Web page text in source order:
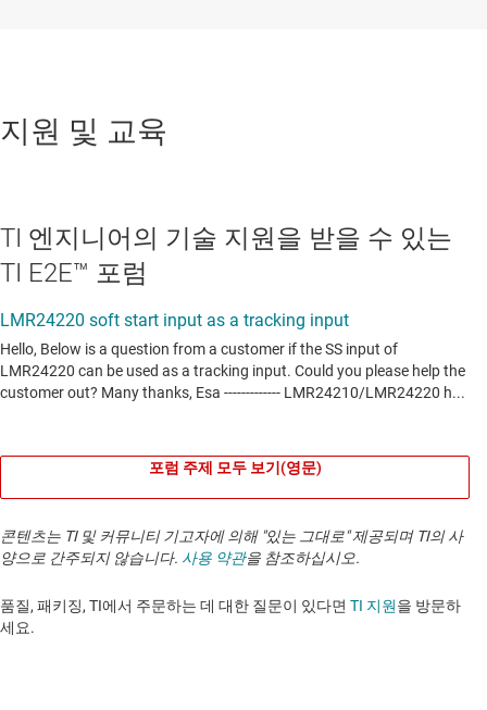
지원 및 교육
TI 엔지니어의 기술 지원을 받을 수 있는
TI E2E™ 포럼
포럼 주제 모두 보기(영문)
콘텐츠는 TI 및 커뮤니티 기고자에 의해 "있는 그대로" 제공되며 TI의 사
양으로 간주되지 않습니다. 사용 약관을 참조하십시오.
품질, 패키징, TI에서 주문하는 데 대한 질문이 있다면 TI 지원을 방문하
세요. ​​​​​​​​​​​​​​